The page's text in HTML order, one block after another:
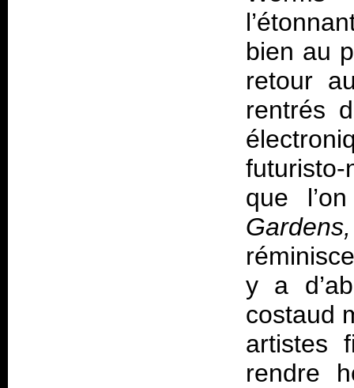
bien au
retour
rentrés
que
y a
costaud
artistes
rendre